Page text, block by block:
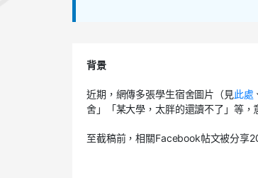
背景
近期，網傳多張學生宿舍圖片（見此處
舍」「某大學，太胖的還讀不了」等，
至截稿前，相關Facebook帖文被分享